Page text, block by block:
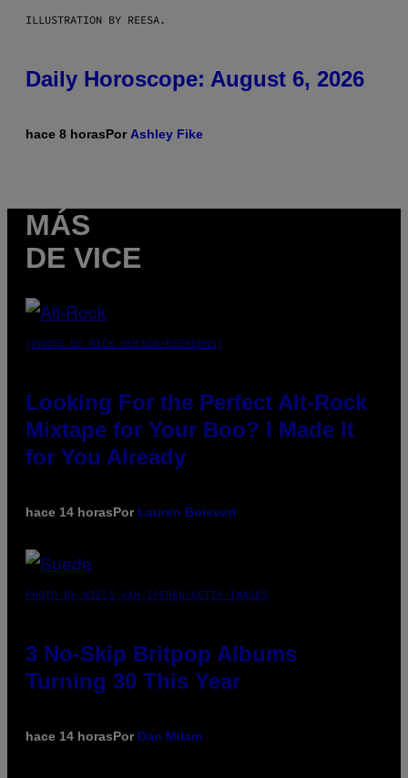
ILLUSTRATION BY REESA.
Daily Horoscope: August 6, 2026
hace 8 horasPor Ashley Fike
MÁS
DE VICE
(PHOTO BY MICK HUTSON/REDFERNS)
Looking For the Perfect Alt-Rock
Mixtape for Your Boo? I Made It
for You Already
hace 14 horasPor Lauren Boisvert
PHOTO BY NIELS VAN IPEREN/GETTY IMAGES
3 No-Skip Britpop Albums
Turning 30 This Year
hace 14 horasPor Dan Milam